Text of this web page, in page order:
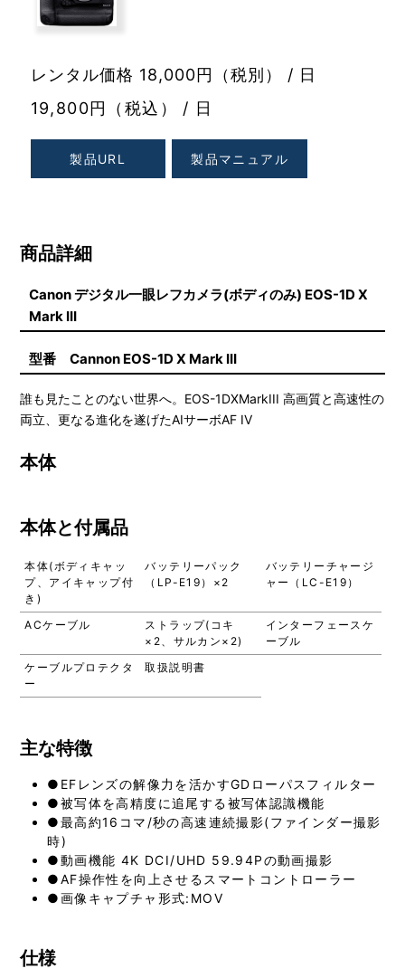
レンタル価格 18,000円（税別） / 日
19,800円（税込） / 日
製品URL 製品マニュアル
商品詳細
Canon デジタル一眼レフカメラ(ボディのみ) EOS-1D X
Mark III
型番 Cannon EOS-1D X Mark III
誰も見たことのない世界へ。EOS-1DXMarkIII 高画質と高速性の
両立、更なる進化を遂げたAIサーボAF IV
本体
本体と付属品
本体(ボディキャッ
プ、アイキャップ付
き)
バッテリーパック
（LP-E19）×2
バッテリーチャージ
ャー（LC-E19）
ACケーブル
ストラップ(コキ
×2、サルカン×2)
インターフェースケ
ーブル
ケーブルプロテクタ
ー
取扱説明書
主な特徴
●EFレンズの解像力を活かすGDローパスフィルター
●被写体を高精度に追尾する被写体認識機能
●最高約16コマ/秒の高速連続撮影(ファインダー撮影
時)
●動画機能 4K DCI/UHD 59.94Pの動画撮影
●AF操作性を向上させるスマートコントローラー
●画像キャプチャ形式:MOV
仕様